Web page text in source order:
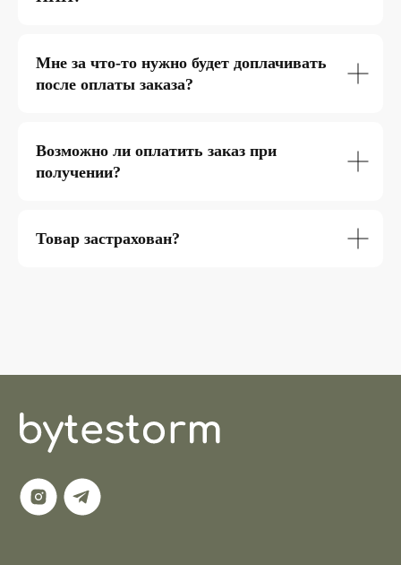
Мне за что-то нужно будет доплачивать
после оплаты заказа?
Возможно ли оплатить заказ при
получении?
Товар застрахован?